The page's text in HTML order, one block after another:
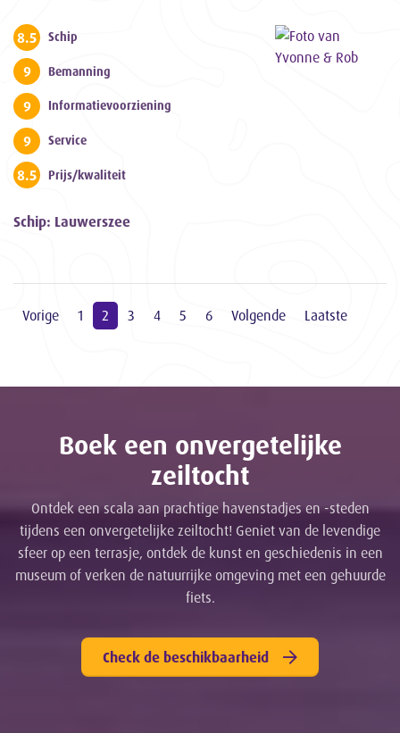
8.5 Schip
9 Bemanning
9 Informatievoorziening
9 Service
8.5 Prijs/kwaliteit
Schip: Lauwerszee
Vorige 1 2 3 4 5 6 Volgende Laatste
Boek een onvergetelijke
zeiltocht
Ontdek een scala aan prachtige havenstadjes en -steden
tijdens een onvergetelijke zeiltocht! Geniet van de levendige
sfeer op een terrasje, ontdek de kunst en geschiedenis in een
museum of verken de natuurrijke omgeving met een gehuurde
fiets.
Check de beschikbaarheid